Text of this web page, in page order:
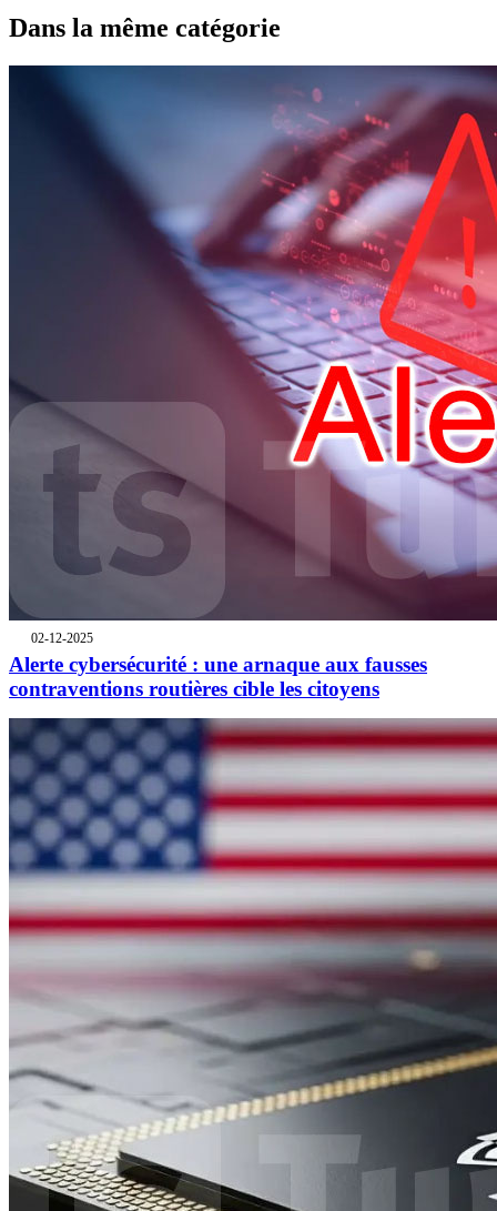
Dans la même catégorie
02-12-2025
Alerte cybersécurité : une arnaque aux fausses
contraventions routières cible les citoyens